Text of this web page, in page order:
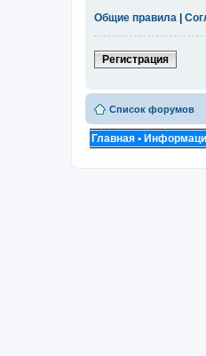
Общие правила |
Регистрация
Список форумов
Главная •